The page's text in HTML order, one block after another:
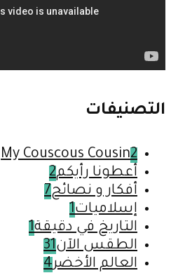
التصنيفات
My Couscous Cousin2
أعطونا رأيكم2
أفكار و نصائح7
إسلاميات1
التاريخ في دقيقة1
الطقس الآن31
العالم الأخضر4